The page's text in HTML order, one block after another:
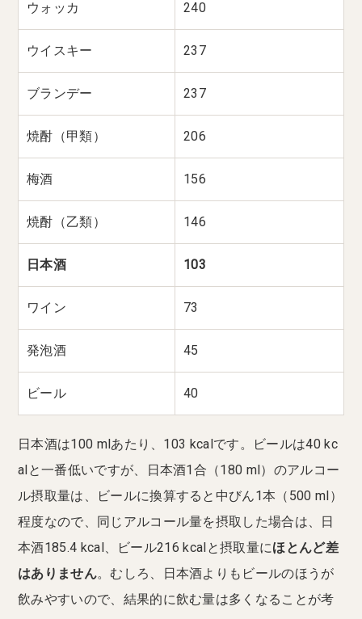
ウォッカ 240
ウイスキー 237
ブランデー 237
焼酎（甲類） 206
梅酒 156
焼酎（乙類） 146
日本酒 103
ワイン 73
発泡酒 45
ビール 40
日本酒は100 mlあたり、103 kcalです。ビールは40 kc
alと一番低いですが、日本酒1合（180 ml）のアルコー
ル摂取量は、ビールに換算すると中びん1本（500 ml）
程度なので、同じアルコール量を摂取した場合は、日
本酒185.4 kcal、ビール216 kcalと摂取量にほとんど差
はありません。むしろ、日本酒よりもビールのほうが
飲みやすいので、結果的に飲む量は多くなることが考